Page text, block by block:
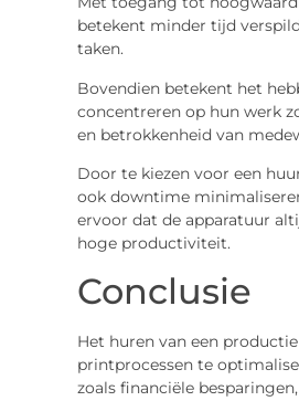
betekent minder tijd
taken.
Bovendien betekent het
concentreren op hun werk
en betrokkenheid van
Door te kiezen voor een
ook downtime
ervoor dat de apparatuur
hoge productiviteit.
Conclusie
Het huren van een
printprocessen te
zoals financiële